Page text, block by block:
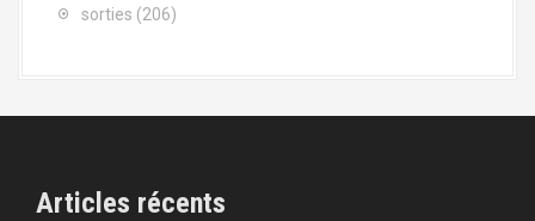
sorties (206)
Articles récents